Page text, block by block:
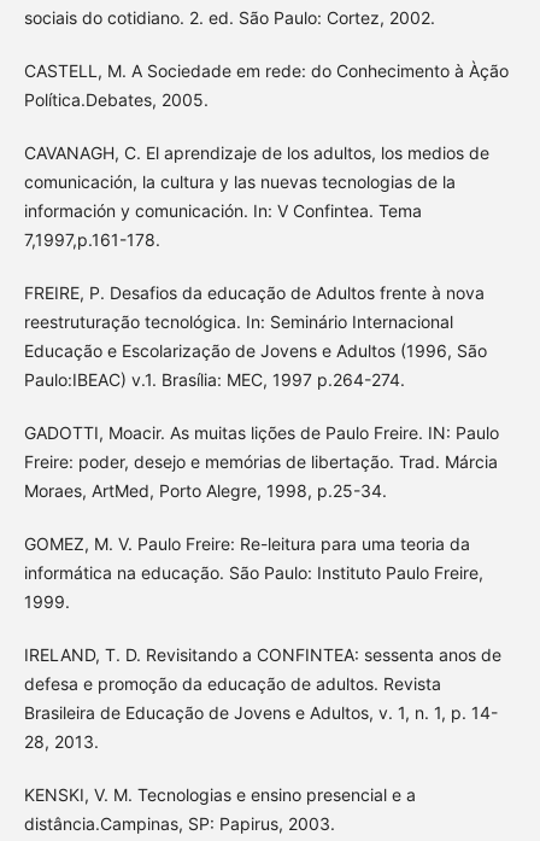
sociais do cotidiano. 2. ed. São Paulo: Cortez, 2002.
CASTELL, M. A Sociedade em rede: do Conhecimento à Àção
Política.Debates, 2005.
CAVANAGH, C. El aprendizaje de los adultos, los medios de
comunicación, la cultura y las nuevas tecnologias de la
información y comunicación. In: V Confintea. Tema
7,1997,p.161-178.
FREIRE, P. Desafios da educação de Adultos frente à nova
reestruturação tecnológica. In: Seminário Internacional
Educação e Escolarização de Jovens e Adultos (1996, São
Paulo:IBEAC) v.1. Brasília: MEC, 1997 p.264-274.
GADOTTI, Moacir. As muitas lições de Paulo Freire. IN: Paulo
Freire: poder, desejo e memórias de libertação. Trad. Márcia
Moraes, ArtMed, Porto Alegre, 1998, p.25-34.
GOMEZ, M. V. Paulo Freire: Re-leitura para uma teoria da
informática na educação. São Paulo: Instituto Paulo Freire,
1999.
IRELAND, T. D. Revisitando a CONFINTEA: sessenta anos de
defesa e promoção da educação de adultos. Revista
Brasileira de Educação de Jovens e Adultos, v. 1, n. 1, p. 14-
28, 2013.
KENSKI, V. M. Tecnologias e ensino presencial e a
distância.Campinas, SP: Papirus, 2003.